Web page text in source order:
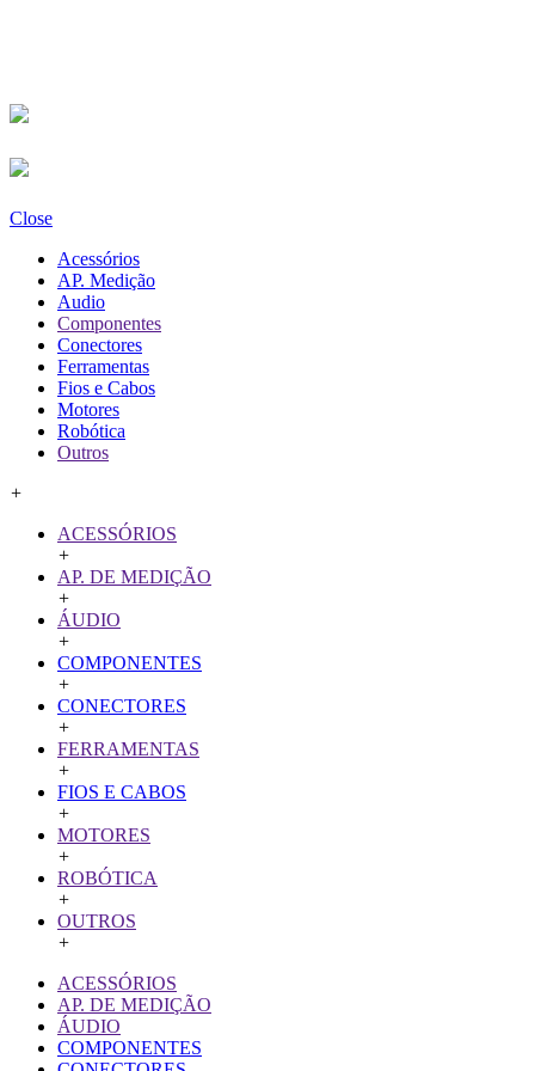
Close
Acessórios
AP. Medição
Audio
Componentes
Conectores
Ferramentas
Fios e Cabos
Motores
Robótica
Outros
+
ACESSÓRIOS
+
AP. DE MEDIÇÃO
+
ÁUDIO
+
COMPONENTES
+
CONECTORES
+
FERRAMENTAS
+
FIOS E CABOS
+
MOTORES
+
ROBÓTICA
+
OUTROS
+
ACESSÓRIOS
AP. DE MEDIÇÃO
ÁUDIO
COMPONENTES